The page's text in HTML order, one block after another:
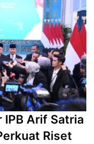
Arif Satria
Riset